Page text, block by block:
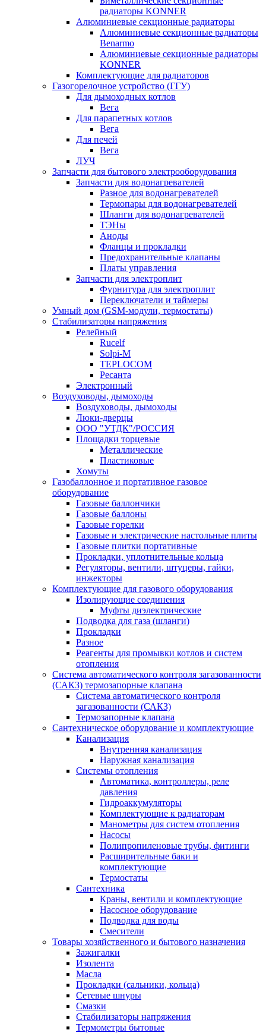
радиаторы KONNER
Алюминиевые секционные радиаторы
Алюминиевые секционные радиаторы
Benarmo
Алюминиевые секционные радиаторы
KONNER
Комплектующие для радиаторов
Газогорелочное устройство (ГГУ)
Для дымоходных котлов
Вега
Для парапетных котлов
Вега
Для печей
Вега
ЛУЧ
Запчасти для бытового электрооборудования
Запчасти для водонагревателей
Разное для водонагревателей
Термопары для водонагревателей
Шланги для водонагревателей
ТЭНы
Аноды
Фланцы и прокладки
Предохранительные клапаны
Платы управления
Запчасти для электроплит
Фурнитура для электроплит
Переключатели и таймеры
Умный дом (GSM-модули, термостаты)
Cтабилизаторы напряжения
Релейный
Rucelf
Solpi-M
TEPLOCOM
Ресанта
Электронный
Воздуховоды, дымоходы
Воздуховоды, дымоходы
Люки-дверцы
ООО "УТДК"/РОССИЯ
Площадки торцевые
Металлические
Пластиковые
Хомуты
Газобаллонное и портативное газовое
оборудование
Газовые баллончики
Газовые баллоны
Газовые горелки
Газовые и электрические настольные плиты
Газовые плитки портативные
Прокладки, уплотнительные кольца
Регуляторы, вентили, штуцеры, гайки,
инжекторы
Комплектующие для газового оборудования
Изолирующие соединения
Муфты диэлектрические
Подводка для газа (шланги)
Прокладки
Разное
Реагенты для промывки котлов и систем
отопления
Система автоматического контроля загазованности
(САКЗ) термозапорные клапана
Система автоматического контроля
загазованности (САКЗ)
Термозапорные клапана
Сантехническое оборудование и комплектующие
Канализация
Внутренняя канализация
Наружная канализация
Системы отопления
Автоматика, контроллеры, реле
давления
Гидроаккумуляторы
Комплектующие к радиаторам
Манометры для систем отопления
Насосы
Полипропиленовые трубы, фитинги
Расширительные баки и
комплектующие
Термостаты
Сантехника
Краны, вентили и комплектующие
Насосное оборудование
Подводка для воды
Смесители
Товары хозяйственного и бытового назначения
Зажигалки
Изолента
Масла
Прокладки (сальники, кольца)
Сетевые шнуры
Смазки
Стабилизаторы напряжения
Термометры бытовые